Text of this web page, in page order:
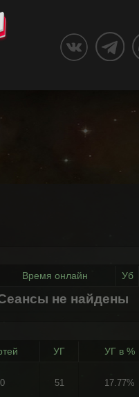
Время онлайн Уб
не найдены
УГ УГ в %
51 17.77%